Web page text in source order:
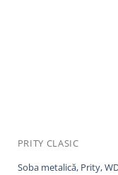
PRITY CLASIC
Soba metalică, Prity,